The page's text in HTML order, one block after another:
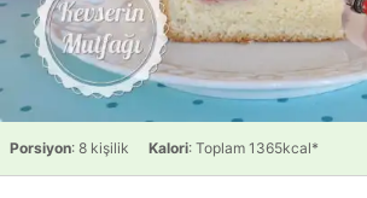
Porsiyon: 8 kişilik Kalori: Toplam 1365kcal*